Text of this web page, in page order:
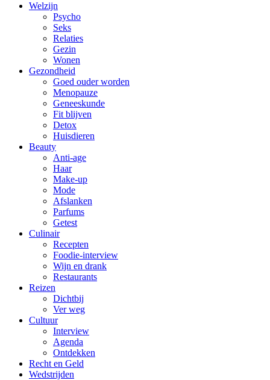
Welzijn
Psycho
Seks
Relaties
Gezin
Wonen
Gezondheid
Goed ouder worden
Menopauze
Geneeskunde
Fit blijven
Detox
Huisdieren
Beauty
Anti-age
Haar
Make-up
Mode
Afslanken
Parfums
Getest
Culinair
Recepten
Foodie-interview
Wijn en drank
Restaurants
Reizen
Dichtbij
Ver weg
Cultuur
Interview
Agenda
Ontdekken
Recht en Geld
Wedstrijden